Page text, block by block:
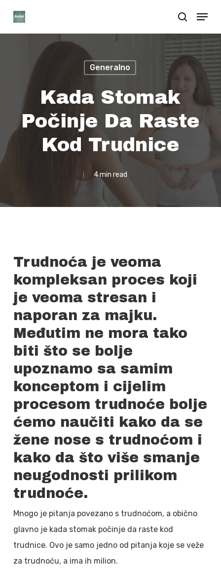
search
Menu
Generalno
Kada Stomak
Počinje Da Raste
Kod Trudnice
4 min read
Trudnoća je veoma
kompleksan proces koji
je veoma stresan i
naporan za majku.
Međutim ne mora tako
biti što se bolje
upoznamo sa samim
konceptom i cijelim
procesom trudnoće bolje
ćemo naučiti kako da se
žene nose s trudnoćom i
kako da što više smanje
neugodnosti prilikom
trudnoće.
Mnogo je pitanja povezano s trudnoćom, a obično
glavno je kada stomak počinje da raste kod
trudnice. Ovo je samo jedno od pitanja koje se veže
za trudnoću, a ima ih milion.
Close
Menu